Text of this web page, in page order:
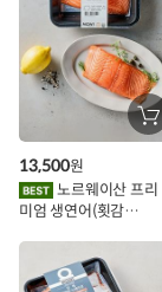
인
이
트
장
바
에
담
노르웨이산 프리
미엄 생연어(횟감
13,500원